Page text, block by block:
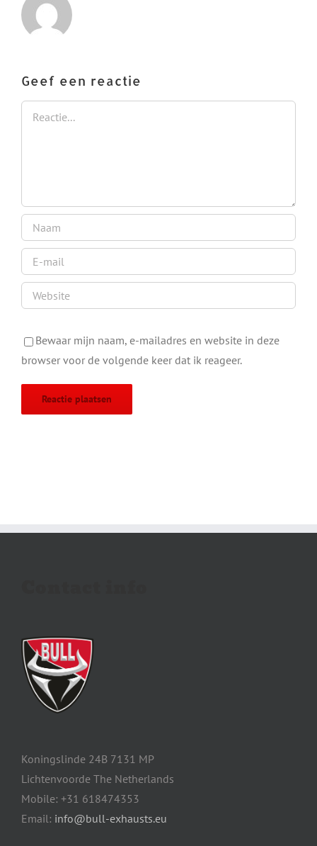
Geef een reactie
Reactie
Bewaar mijn naam, e-mailadres en website in deze
browser voor de volgende keer dat ik reageer.
Koningslinde 24B 7131 MP
Lichtenvoorde The Netherlands
Mobile: +31 618474353
Email: info@bull-exhausts.eu